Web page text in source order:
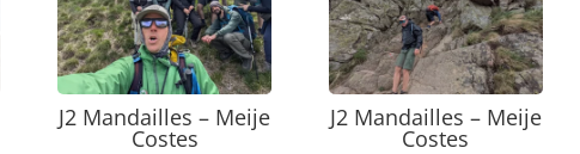
J2 Mandailles – Meije
Costes
J2 Mandailles – Meije
Costes